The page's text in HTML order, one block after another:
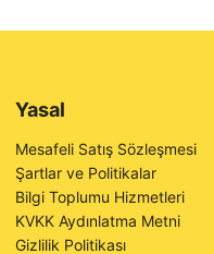
Yasal
Mesafeli Satış Sözleşmesi
Şartlar ve Politikalar
Bilgi Toplumu Hizmetleri
KVKK Aydınlatma Metni
Gizlilik Politikası